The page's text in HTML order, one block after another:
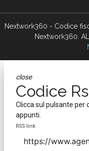
Nextwork360 - Codice
Nextwork360.
close
Codice
Clicca sul pulsante per
appunti.
RSS link